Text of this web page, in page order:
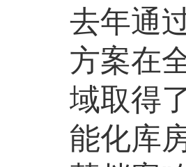
去年通
方案在
域取得
能化库